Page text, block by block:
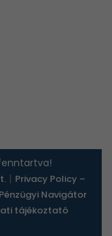
| Privacy Policy –
Navigátor
tájékoztató